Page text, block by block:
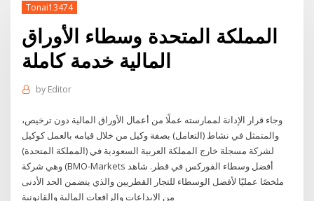
Tonai13474
المملكة المتحدة وسطاء الأوراق
المالية خدمة كاملة
by Editor
وجاء قرار الإدانة لممارسته عملًا من أعمال الأوراق المالية دون ترخيص،
والمتمثل في نشاط (التعامل) بصفة وكيل من خلال قيامه بالعمل كوكيل
لشركة مسجلة خارج المملكة العربية السعودية في (المملكة المتحدة)
وهي شركة (BMO-Markets أفضل وسطاء الفوركس في قطر. شاهد
ملخصًا عمليًا لأفضل الوسطاء للتجار القطريين والذي يتضمن الحد الأدنى
من الإيداعات والرافعات المالية والقانونية